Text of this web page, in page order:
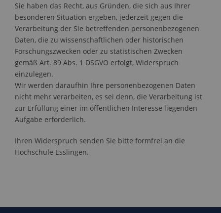
Sie haben das Recht, aus Gründen, die sich aus Ihrer
besonderen Situation ergeben, jederzeit gegen die
Verarbeitung der Sie betreffenden personenbezogenen
Daten, die zu wissenschaftlichen oder historischen
Forschungszwecken oder zu statistischen Zwecken
gemäß Art. 89 Abs. 1 DSGVO erfolgt, Widerspruch
einzulegen.
Wir werden daraufhin Ihre personenbezogenen Daten
nicht mehr verarbeiten, es sei denn, die Verarbeitung ist
zur Erfüllung einer im öffentlichen Interesse liegenden
Aufgabe erforderlich.
Ihren Widerspruch senden Sie bitte formfrei an die
Hochschule Esslingen.